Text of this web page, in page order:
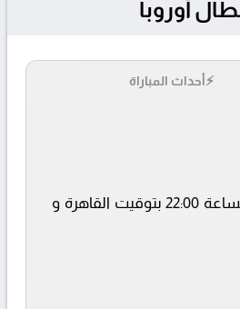
⚡أحداث المباراة
يلتقى اليوم 7/4/2026 كلا من نادى ريال مدريد و بايرن ميونخ فى بطولة دوري أبطال أوروبا فى تمام الساعة 22:00 بتوقيت القاهرة و